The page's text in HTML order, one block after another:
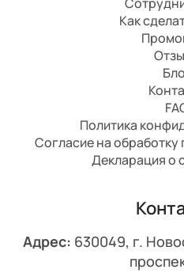
Как
Политика
Согласие на
Декларация о
Адрес: 630049, г.